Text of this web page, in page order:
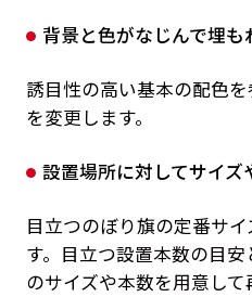
背景と色がなじんで埋も
誘目性の高い基本の配色
を変更します。
設置場所に対してサイズ
目立つのぼり旗の定番サ
す。目立つ設置本数の目
のサイズや本数を用意して